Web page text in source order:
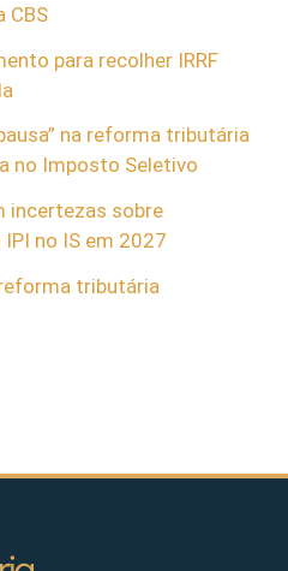
CBS
para recolher IRRF
na reforma tributária
no Imposto Seletivo
incertezas sobre
no IS em 2027
tributária